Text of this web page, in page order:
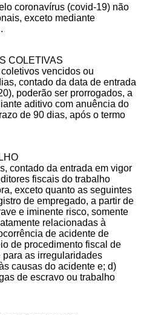
coronavírus (covid-19) não
exceto mediante
COLETIVAS
vencidos ou
contado da data de entrada
poderão ser prorrogados, a
aditivo com anuência do
de 90 dias, após o termo
contado da entrada em vigor
fiscais do trabalho
exceto quanto as seguintes
de empregado, a partir de
e iminente risco, somente
relacionadas à
de acidente de
de procedimento fiscal de
as irregularidades
causas do acidente e; d)
de escravo ou trabalho